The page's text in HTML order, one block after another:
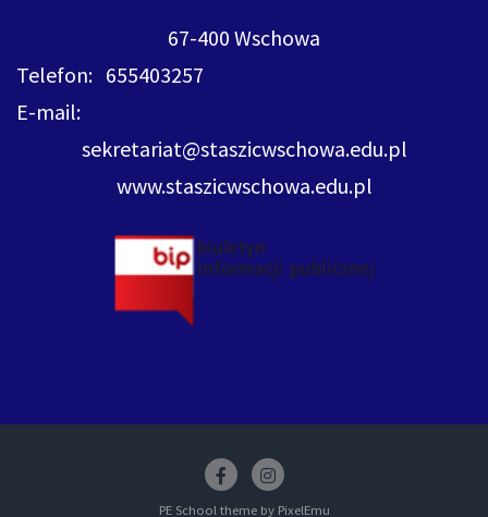
67-400 Wschowa
Telefon: 655403257
E-mail:
sekretariat@staszicwschowa.edu.pl
www.staszicwschowa.edu.pl
Facebookinsstagram
PE School theme by PixelEmu